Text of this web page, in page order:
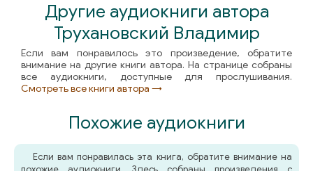
03-07 - Уинстон Черчилль - Глава 03. Первый успех
03-08 - Уинстон Черчилль - Глава 03. Первый успех
03-09 - Уинстон Черчилль - Глава 03. Первый успех
03-10 - Уинстон Черчилль - Глава 03. Первый успех
03-11 - Уинстон Черчилль - Глава 03. Первый успех
Другие аудиокниги автора
Трухановский Владимир
Если вам понравилось это произведение, обратите
внимание на другие книги автора. На странице собраны
все аудиокниги, доступные для прослушивания.
Смотреть все книги автора →
Похожие аудиокниги
Если вам понравилась эта книга, обратите внимание на